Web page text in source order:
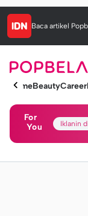
Baca artikel
HomeBeautyCareer
For
You
Iklanin